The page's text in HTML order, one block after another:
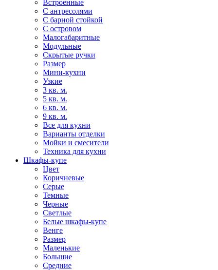
Встроенные
С антресолями
С барной стойкой
С островом
Малогабаритные
Модульные
Скрытые ручки
Размер
Мини-кухни
Узкие
3 кв. м.
5 кв. м.
6 кв. м.
9 кв. м.
Все для кухни
Варианты отделки
Мойки и смесители
Техника для кухни
Шкафы-купе
Цвет
Коричневые
Серые
Темные
Черные
Светлые
Белые шкафы-купе
Венге
Размер
Маленькие
Большие
Средние